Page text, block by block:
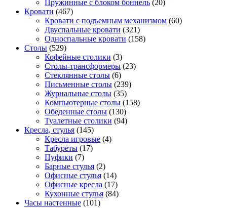
Пружинные с блоком боннель (20)
Кровати (467)
Кровати с подъемным механизмом (60)
Двуспальные кровати (321)
Односпальные кровати (158)
Столы (529)
Кофейные столики (3)
Столы-трансформеры (23)
Стеклянные столы (6)
Письменные столы (239)
Журнальные столы (35)
Компьютерные столы (158)
Обеденные столы (130)
Туалетные столики (94)
Кресла, стулья (145)
Кресла игровые (4)
Табуреты (17)
Пуфики (7)
Барные стулья (2)
Офисные стулья (14)
Офисные кресла (17)
Кухонные стулья (84)
Часы настенные (101)